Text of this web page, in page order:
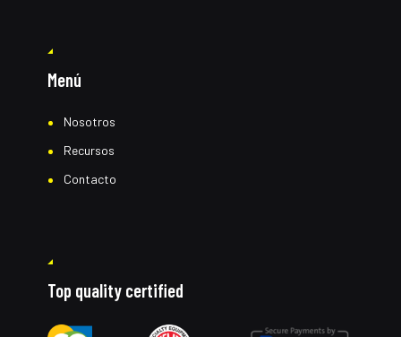
Menú
Nosotros
Recursos
Contacto
Top quality certified